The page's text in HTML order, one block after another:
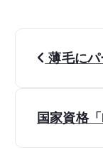
ナ
薄毛にパ
国家資格